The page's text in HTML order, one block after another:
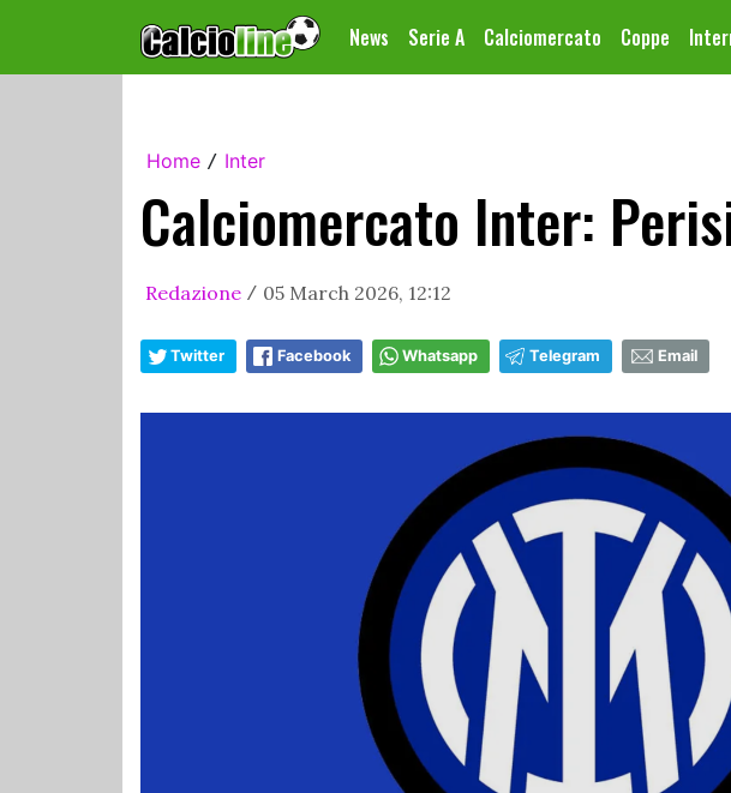
News Serie A Calciomercato Coppe
Home / Inter
Calciomercato Inter:
Redazione / 05 March 2026, 12:12
Twitter Facebook Whatsapp Telegram Email